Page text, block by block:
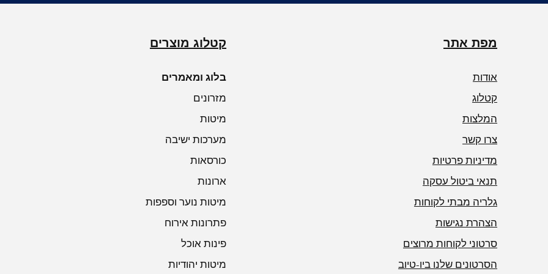
מחיר
מחיר
מחיר
קטלוג מוצרים
בלוג ומאמרים
מזרונים
מיטות
מערכות ישיבה
כורסאות
ארונות
מיטות נוער וספפות
פתרונות אירוח
פינות אוכל
מיטות יהודיות
מפת אתר
אודות
קטלוג
המלצות
צרו קשר
מדיניות פרטיות
תנאי ביטול עסקה
גלריה מבתי לקוחות
הצהרת נגישות
סרטוני לקוחות מרוצים
הסרטונים שלנו ביו-טיוב